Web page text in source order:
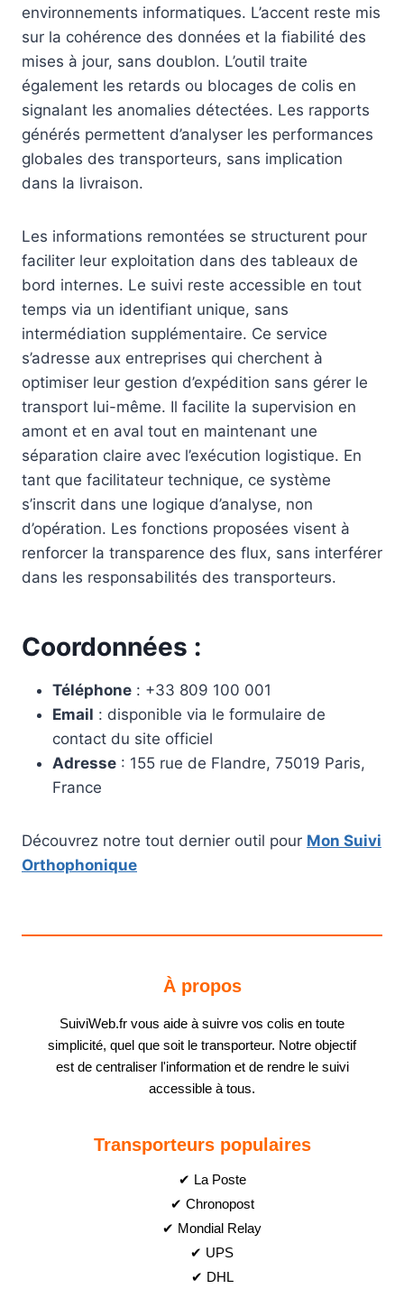
environnements informatiques. L’accent reste mis
sur la cohérence des données et la fiabilité des
mises à jour, sans doublon. L’outil traite
également les retards ou blocages de colis en
signalant les anomalies détectées. Les rapports
générés permettent d’analyser les performances
globales des transporteurs, sans implication
dans la livraison.
Les informations remontées se structurent pour
faciliter leur exploitation dans des tableaux de
bord internes. Le suivi reste accessible en tout
temps via un identifiant unique, sans
intermédiation supplémentaire. Ce service
s’adresse aux entreprises qui cherchent à
optimiser leur gestion d’expédition sans gérer le
transport lui-même. Il facilite la supervision en
amont et en aval tout en maintenant une
séparation claire avec l’exécution logistique. En
tant que facilitateur technique, ce système
s’inscrit dans une logique d’analyse, non
d’opération. Les fonctions proposées visent à
renforcer la transparence des flux, sans interférer
dans les responsabilités des transporteurs.
Coordonnées :
Téléphone : +33 809 100 001
Email : disponible via le formulaire de
contact du site officiel
Adresse : 155 rue de Flandre, 75019 Paris,
France
Découvrez notre tout dernier outil pour Mon Suivi
Orthophonique
À propos
SuiviWeb.fr vous aide à suivre vos colis en toute
simplicité, quel que soit le transporteur. Notre objectif
est de centraliser l'information et de rendre le suivi
accessible à tous.
Transporteurs populaires
✔ La Poste
✔ Chronopost
✔ Mondial Relay
✔ UPS
✔ DHL